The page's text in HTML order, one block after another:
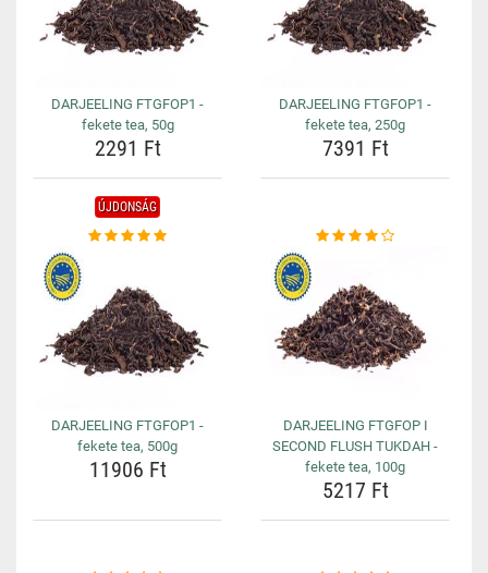
DARJEELING FTGFOP1 -
fekete tea, 50g
2291 Ft
DARJEELING FTGFOP1 -
fekete tea, 250g
7391 Ft
ÚJDONSÁG
DARJEELING FTGFOP1 -
fekete tea, 500g
11906 Ft
DARJEELING FTGFOP I
SECOND FLUSH TUKDAH -
fekete tea, 100g
5217 Ft